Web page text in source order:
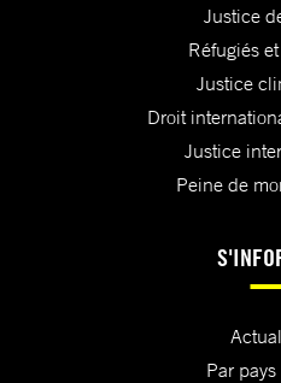
Justice
Réfugiés
Justice
Droit
Justice
Peine de
Par